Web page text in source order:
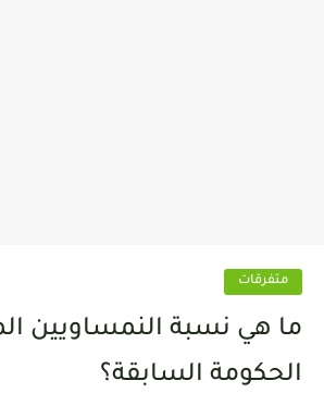
متفرقات
ما هي نسبة النمساويين
الحكومة السابقة؟